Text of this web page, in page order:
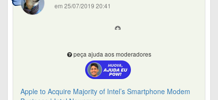
em 25/07/2019 20:41
peça ajuda aos moderadores
Apple to Acquire Majority of Intel’s Smartphone Modem